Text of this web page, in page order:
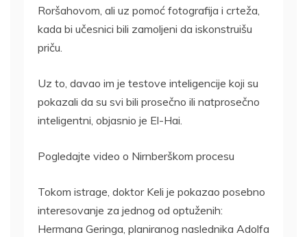
Roršahovom, ali uz pomoć fotografija i crteža,
kada bi učesnici bili zamoljeni da iskonstruišu
priču.
Uz to, davao im je testove inteligencije koji su
pokazali da su svi bili prosečno ili natprosečno
inteligentni, objasnio je El-Hai.
Pogledajte video o Nirnberškom procesu
Tokom istrage, doktor Keli je pokazao posebno
interesovanje za jednog od optuženih:
Hermana Geringa, planiranog naslednika Adolfa